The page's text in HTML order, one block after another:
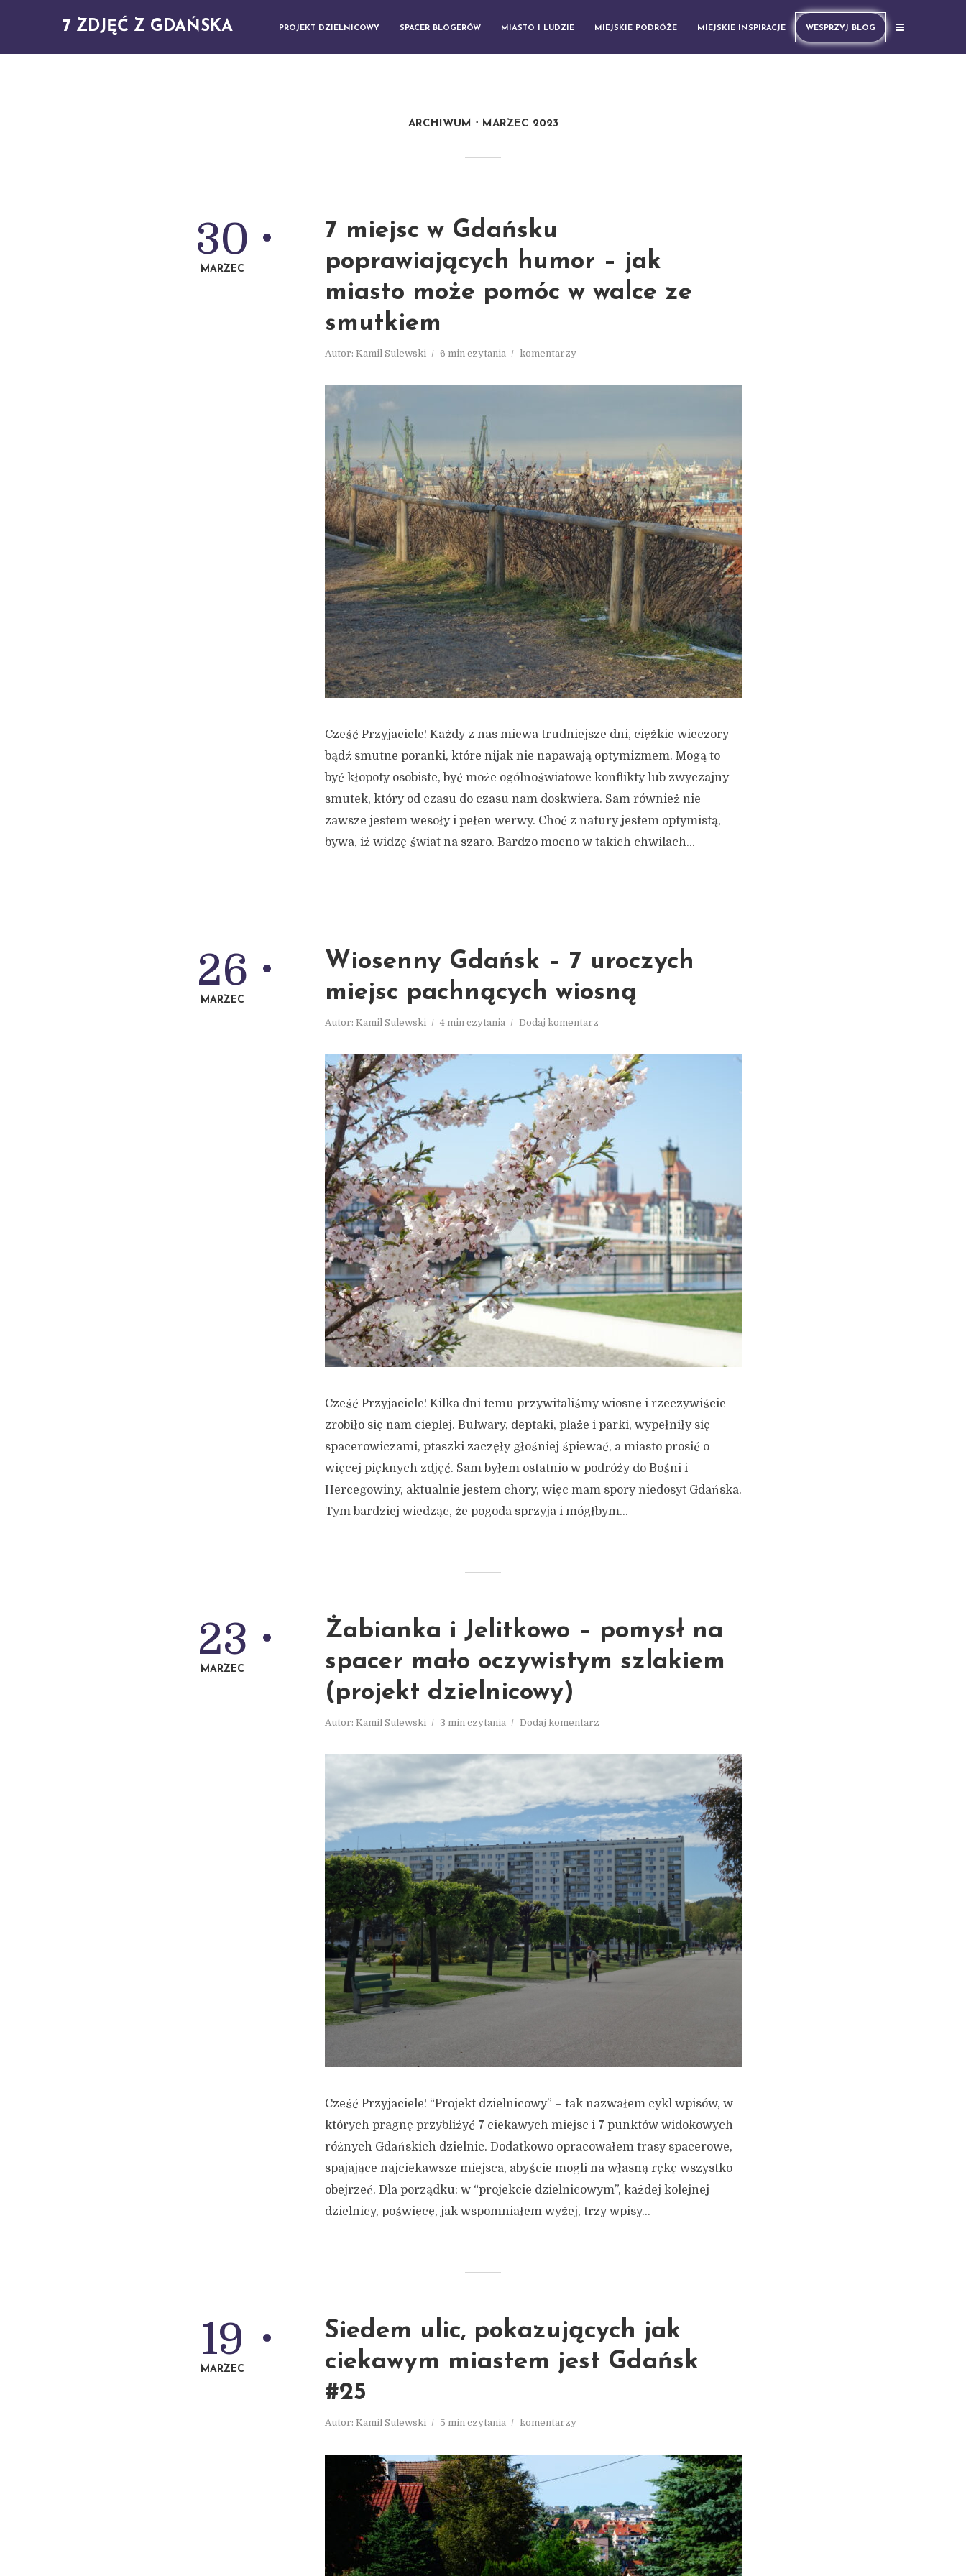
7 ZDJĘĆ Z GDAŃSKA PROJEKT DZIELNICOWY SPACER BLOGERÓW MIASTO I LUDZIE MIEJSKIE PODRÓŻE MIEJSKIE INSPIRACJE WESPRZYJ BLOG
ARCHIWUM MARZEC 2023
7 miejsc w Gdańsku
poprawiających humor – jak
miasto może pomóc w walce ze
smutkiem
Autor: Kamil Sulewski 6 min czytania komentarzy
30
MARZEC
Cześć Przyjaciele! Każdy z nas miewa trudniejsze dni, ciężkie wieczory
bądź smutne poranki, które nijak nie napawają optymizmem. Mogą to
być kłopoty osobiste, być może ogólnoświatowe konflikty lub zwyczajny
smutek, który od czasu do czasu nam doskwiera. Sam również nie
zawsze jestem wesoły i pełen werwy. Choć z natury jestem optymistą,
bywa, iż widzę świat na szaro. Bardzo mocno w takich chwilach...
Wiosenny Gdańsk – 7 uroczych
miejsc pachnących wiosną
Autor: Kamil Sulewski 4 min czytania Dodaj komentarz
26
MARZEC
Cześć Przyjaciele! Kilka dni temu przywitaliśmy wiosnę i rzeczywiście
zrobiło się nam cieplej. Bulwary, deptaki, plaże i parki, wypełniły się
spacerowiczami, ptaszki zaczęły głośniej śpiewać, a miasto prosić o
więcej pięknych zdjęć. Sam byłem ostatnio w podróży do Bośni i
Hercegowiny, aktualnie jestem chory, więc mam spory niedosyt Gdańska.
Tym bardziej wiedząc, że pogoda sprzyja i mógłbym...
Żabianka i Jelitkowo – pomysł na
spacer mało oczywistym szlakiem
(projekt dzielnicowy)
Autor: Kamil Sulewski 3 min czytania Dodaj komentarz
23
MARZEC
Cześć Przyjaciele! “Projekt dzielnicowy” – tak nazwałem cykl wpisów, w
których pragnę przybliżyć 7 ciekawych miejsc i 7 punktów widokowych
różnych Gdańskich dzielnic. Dodatkowo opracowałem trasy spacerowe,
spajające najciekawsze miejsca, abyście mogli na własną rękę wszystko
obejrzeć. Dla porządku: w “projekcie dzielnicowym”, każdej kolejnej
dzielnicy, poświęcę, jak wspomniałem wyżej, trzy wpisy...
Siedem ulic, pokazujących jak
ciekawym miastem jest Gdańsk
#25
Autor: Kamil Sulewski 5 min czytania komentarzy
19
MARZEC